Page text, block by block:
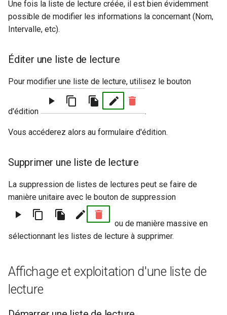
Une fois la liste de lecture créée, il est bien évidemment
possible de modifier les informations la concernant (Nom,
Intervalle, etc).
Éditer une liste de lecture
Pour modifier une liste de lecture, utilisez le bouton
d'édition .
Vous accéderez alors au formulaire d'édition.
Supprimer une liste de lecture
La suppression de listes de lectures peut se faire de
manière unitaire avec le bouton de suppression
ou de manière massive en
sélectionnant les listes de lecture à supprimer.
Affichage et exploitation d'une liste de
lecture